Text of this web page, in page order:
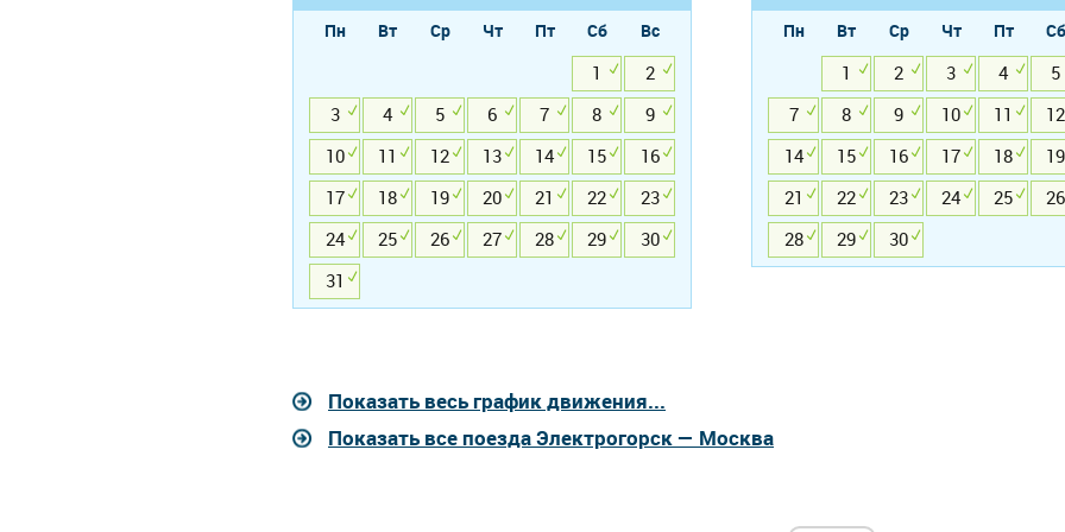
Пн Вт Ср Чт Пт Сб
Вс
1
2
3
4 5 6 7 8
9
10
11 12 13 14 15
16
17
18 19 20 21 22
23
24
25 26 27 28 29
30
31
Пн Вт Ср Чт Пт Сб
1
2 3 4 5
7
8 9 10 11 12
14
15 16 17 18 19
21
22 23 24 25 26
28
29 30
Показать весь график движения...
Показать все поезда Электрогорск — Москва